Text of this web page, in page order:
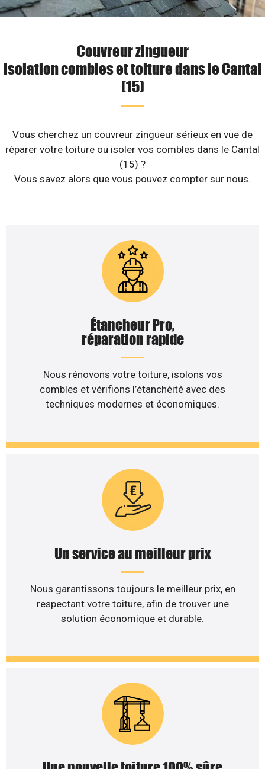
Couvreur zingueur
isolation combles et toiture dans le Cantal
(15)
Vous cherchez un couvreur zingueur sérieux en vue de
réparer votre toiture ou isoler vos combles dans le Cantal
(15) ?
Vous savez alors que vous pouvez compter sur nous.
Étancheur Pro,
réparation rapide
Nous rénovons votre toiture, isolons vos
combles et vérifions l’étanchéité avec des
techniques modernes et économiques.
Un service au meilleur prix
Nous garantissons toujours le meilleur prix, en
respectant votre toiture, afin de trouver une
solution économique et durable.